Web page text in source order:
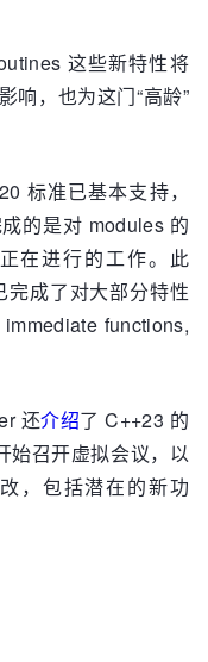
这些新特性将
响，也为这门“高龄”
标准已基本支持，
的是对 modules 的
在进行的工作。此
完成了对大部分特性
functions,
还介绍了 C++23 的
始召开虚拟会议，以
，包括潜在的新功